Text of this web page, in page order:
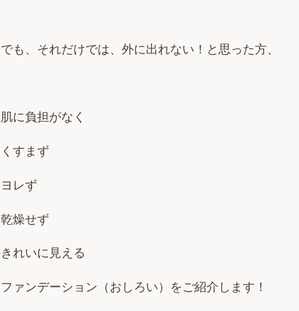
でも、それだけでは、外に出れない！と思った方、
肌に負担がなく
くすまず
ヨレず
乾燥せず
きれいに見える
ファンデーション（おしろい）をご紹介します！